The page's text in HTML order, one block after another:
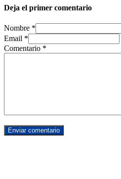
Deja el primer comentario
Nombre *
Email *
Comentario *